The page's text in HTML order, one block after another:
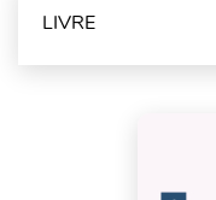
LIVRE